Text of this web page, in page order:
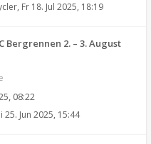
, Fr 18. Jul 2025, 18:19
Bergrennen 2. – 3. August
08:22
25. Jun 2025, 15:44